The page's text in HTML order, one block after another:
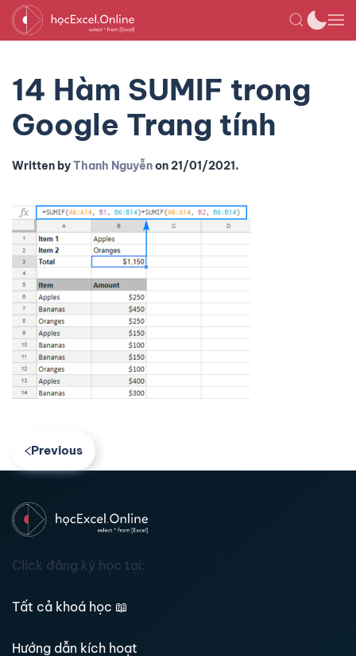
14 Hàm SUMIF trong
Google Trang tính
Written byThanh Nguyễnon21/01/2021.
Previous
Click đăng ký học tại:
Tất cả khoá học 📖
Hướng dẫn kích hoạt